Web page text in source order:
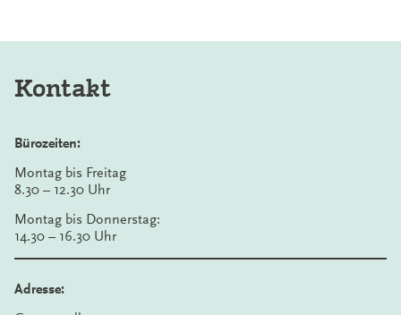
Kontakt
Bürozeiten:
Montag bis Freitag
8.30 – 12.30 Uhr
Montag bis Donnerstag:
14.30 – 16.30 Uhr
Adresse: